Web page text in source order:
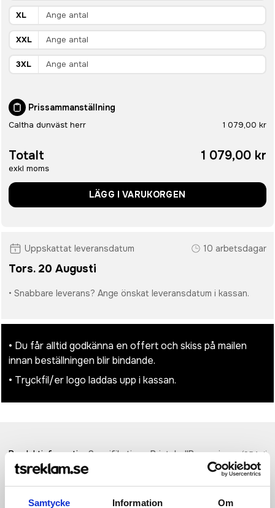
Samtycke Information Om
XL
XXL
3XL
Prissammanställning
Caltha dunväst herr 1 079,00 kr
Totalt
exkl moms
1 079,00 kr
LÄGG I VARUKORGEN
Uppskattat leveransdatum 10 arbetsdagar
Tors. 20 Augusti
• Snabbare leverans? Ange önskat leveransdatum i kassan.
• Du får alltid godkänna en offert och skiss på mailen
innan beställningen blir bindande.
• Tryckfil/er logo laddas upp i kassan.
ProduktinformationSpecifikationerPristabellRecensioner (954st)
Caltha isolerad dun bodywarmer för män - ett mångsidigt och
miljövänligt ytterplagg. Tillverkad av 164 g/m² 750T vävt